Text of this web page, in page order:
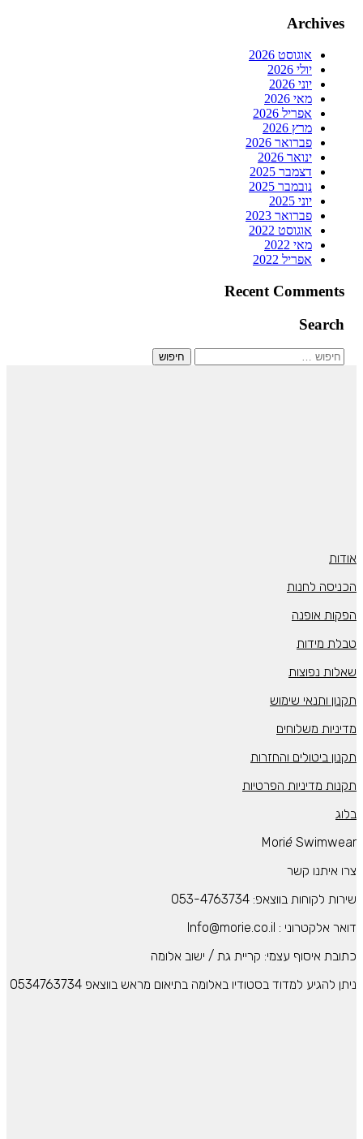
Archives
אוגוסט 2026
יולי 2026
יוני 2026
מאי 2026
אפריל 2026
מרץ 2026
פברואר 2026
ינואר 2026
דצמבר 2025
נובמבר 2025
יוני 2025
פברואר 2023
אוגוסט 2022
מאי 2022
אפריל 2022
Recent Comments
Search
חיפוש:
אודות
הכניסה לחנות
הפקות אופנה
טבלת מידות
שאלות נפוצות
תקנון ותנאי שימוש
מדיניות משלוחים
תקנון ביטולים והחזרות
תקנות מדיניות הפרטיות
בלוג
Morié Swimwear
צרו איתנו קשר
שירות לקוחות בווצאפ: 053-4763734
דואר אלקטרוני : Info@morie.co.il
כתובת איסוף עצמי: קריית גת / ישוב אלומה
ניתן להגיע למדוד בסטודיו באלומה בתיאום מראש בווצאפ 0534763734